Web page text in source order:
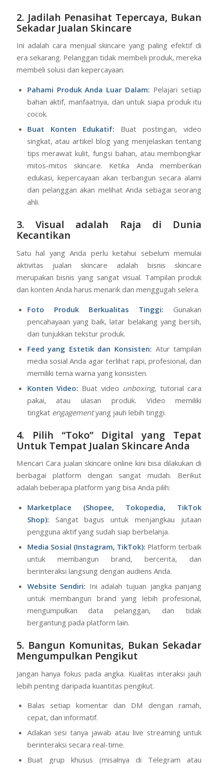
2. Jadilah Penasihat Tepercaya, Bukan
Sekadar Jualan Skincare
Ini adalah cara menjual skincare yang paling efektif di
era sekarang. Pelanggan tidak membeli produk, mereka
membeli solusi dan kepercayaan.
Pahami Produk Anda Luar Dalam: Pelajari setiap
bahan aktif, manfaatnya, dan untuk siapa produk itu
cocok.
Buat Konten Edukatif: Buat postingan, video
singkat, atau artikel blog yang menjelaskan tentang
tips merawat kulit, fungsi bahan, atau membongkar
mitos-mitos skincare. Ketika Anda memberikan
edukasi, kepercayaan akan terbangun secara alami
dan pelanggan akan melihat Anda sebagai seorang
ahli.
3. Visual adalah Raja di Dunia
Kecantikan
Satu hal yang Anda perlu ketahui sebelum memulai
aktivitas jualan skincare adalah bisnis skincare
merupakan bisnis yang sangat visual. Tampilan produk
dan konten Anda harus menarik dan menggugah selera.
Foto Produk Berkualitas Tinggi: Gunakan
pencahayaan yang baik, latar belakang yang bersih,
dan tunjukkan tekstur produk.
Feed yang Estetik dan Konsisten: Atur tampilan
media sosial Anda agar terlihat rapi, profesional, dan
memiliki tema warna yang konsisten.
Konten Video: Buat video unboxing, tutorial cara
pakai, atau ulasan produk. Video memiliki
tingkat engagementyang jauh lebih tinggi.
4. Pilih “Toko” Digital yang Tepat
Untuk Tempat Jualan Skincare Anda
Mencari Cara jualan skincare online kini bisa dilakukan di
berbagai platform dengan sangat mudah. Berikut
adalah beberapa platform yang bisa Anda pilih:
Marketplace (Shopee, Tokopedia, TikTok
Shop): Sangat bagus untuk menjangkau jutaan
pengguna aktif yang sudah siap berbelanja.
Media Sosial (Instagram, TikTok): Platform terbaik
untuk membangun brand, bercerita, dan
berinteraksi langsung dengan audiens Anda.
Website Sendiri: Ini adalah tujuan jangka panjang
untuk membangun brand yang lebih profesional,
mengumpulkan data pelanggan, dan tidak
bergantung pada platform lain.
5. Bangun Komunitas, Bukan Sekadar
Mengumpulkan Pengikut
Jangan hanya fokus pada angka. Kualitas interaksi jauh
lebih penting daripada kuantitas pengikut.
Balas setiap komentar dan DM dengan ramah,
cepat, dan informatif.
Adakan sesi tanya jawab atau live streaming untuk
berinteraksi secara real-time.
Buat grup khusus (misalnya di Telegram atau